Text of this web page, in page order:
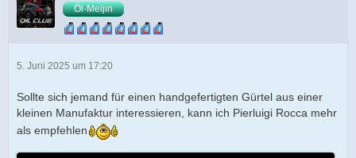
Öl-Meijin
5. Juni 2025 um 17:20
Sollte sich jemand für einen handgefertigten Gürtel aus einer
kleinen Manufaktur interessieren, kann ich Pierluigi Rocca mehr
als empfehlen